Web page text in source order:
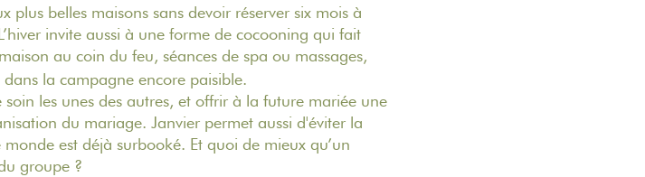
plus belles maisons sans devoir réserver six mois à
invite aussi à une forme de cocooning qui fait
au coin du feu, séances de spa ou massages,
la campagne encore paisible.
les unes des autres, et offrir à la future mariée une
du mariage. Janvier permet aussi d'éviter la
est déjà surbooké. Et quoi de mieux qu’un
groupe ?